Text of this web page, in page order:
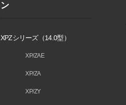
ン
XPZシリーズ（14.0型）
XP/ZAE
XP/ZA
XP/ZY